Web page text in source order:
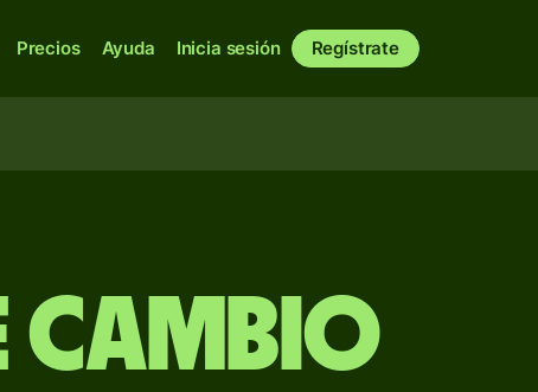
Precios Ayuda Inicia sesión Regístrate